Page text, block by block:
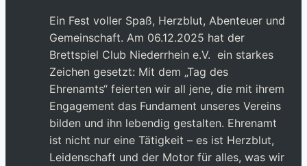
Ein Fest voller Spaß, Herzblut, Abenteuer und
Gemeinschaft. Am 06.12.2025 hat der
Brettspiel Club Niederrhein e.V. ein starkes
Zeichen gesetzt: Mit dem „Tag des
Ehrenamts“ feierten wir all jene, die mit ihrem
Engagement das Fundament unseres Vereins
bilden und ihn lebendig gestalten. Ehrenamt
ist nicht nur eine Tätigkeit – es ist Herzblut,
Leidenschaft und der Motor für alles, was wir